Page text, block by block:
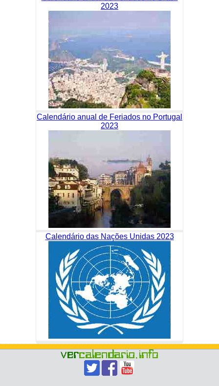
2023
Calendário anual de Feriados no Portugal
2023
Calendário das Nações Unidas 2023